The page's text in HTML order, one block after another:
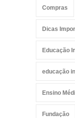
Compras
Dicas
Educação
educação
Ensino
Fundação